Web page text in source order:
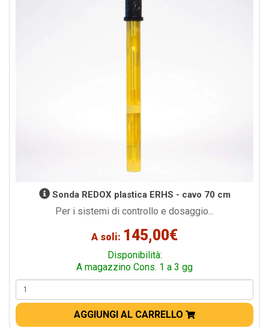
Sonda REDOX plastica ERHS - cavo 70 cm
Per i sistemi di controllo e dosaggio...
A soli: 145,00€
Disponibilità:
A magazzino Cons. 1 a 3 gg
AGGIUNGI AL CARRELLO